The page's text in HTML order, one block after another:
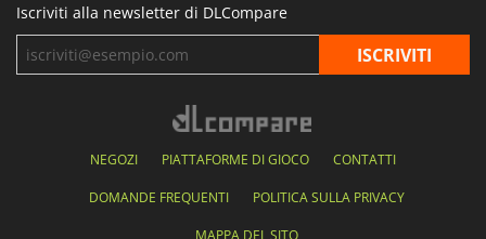
Iscriviti alla newsletter di DLCompare
NEGOZI PIATTAFORME DI GIOCO CONTATTI
DOMANDE FREQUENTI POLITICA SULLA PRIVACY